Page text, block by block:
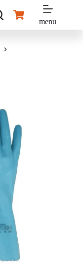
Winkelwagen
menu